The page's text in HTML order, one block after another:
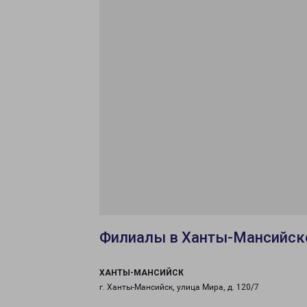
Филиалы в Ханты-
ХАНТЫ-МАНСИЙСК
г. Ханты-Мансийск, улица Мира, д. 120/7